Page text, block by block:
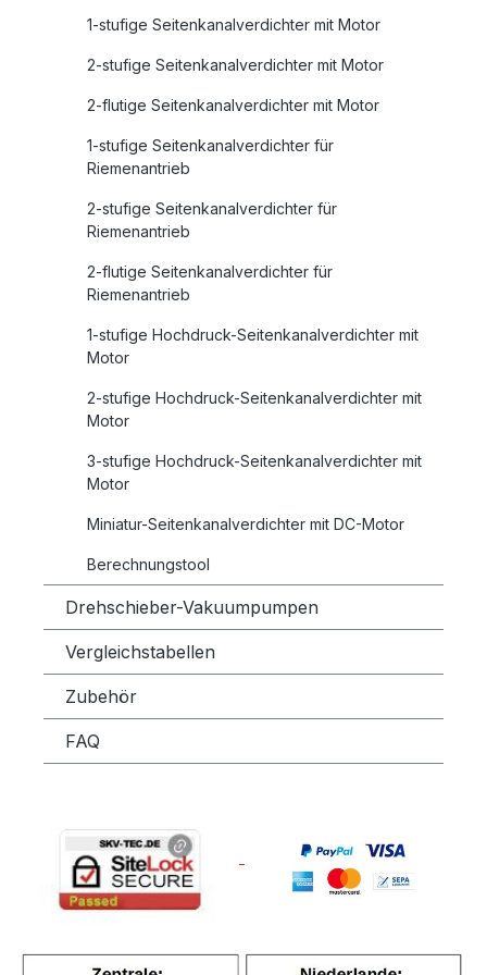
1-stufige Seitenkanalverdichter mit Motor
2-stufige Seitenkanalverdichter mit Motor
2-flutige Seitenkanalverdichter mit Motor
1-stufige Seitenkanalverdichter für
Riemenantrieb
2-stufige Seitenkanalverdichter für
Riemenantrieb
2-flutige Seitenkanalverdichter für
Riemenantrieb
1-stufige Hochdruck-Seitenkanalverdichter mit
Motor
2-stufige Hochdruck-Seitenkanalverdichter mit
Motor
3-stufige Hochdruck-Seitenkanalverdichter mit
Motor
Miniatur-Seitenkanalverdichter mit DC-Motor
Berechnungstool
Drehschieber-Vakuumpumpen
Vergleichstabellen
Zubehör
FAQ